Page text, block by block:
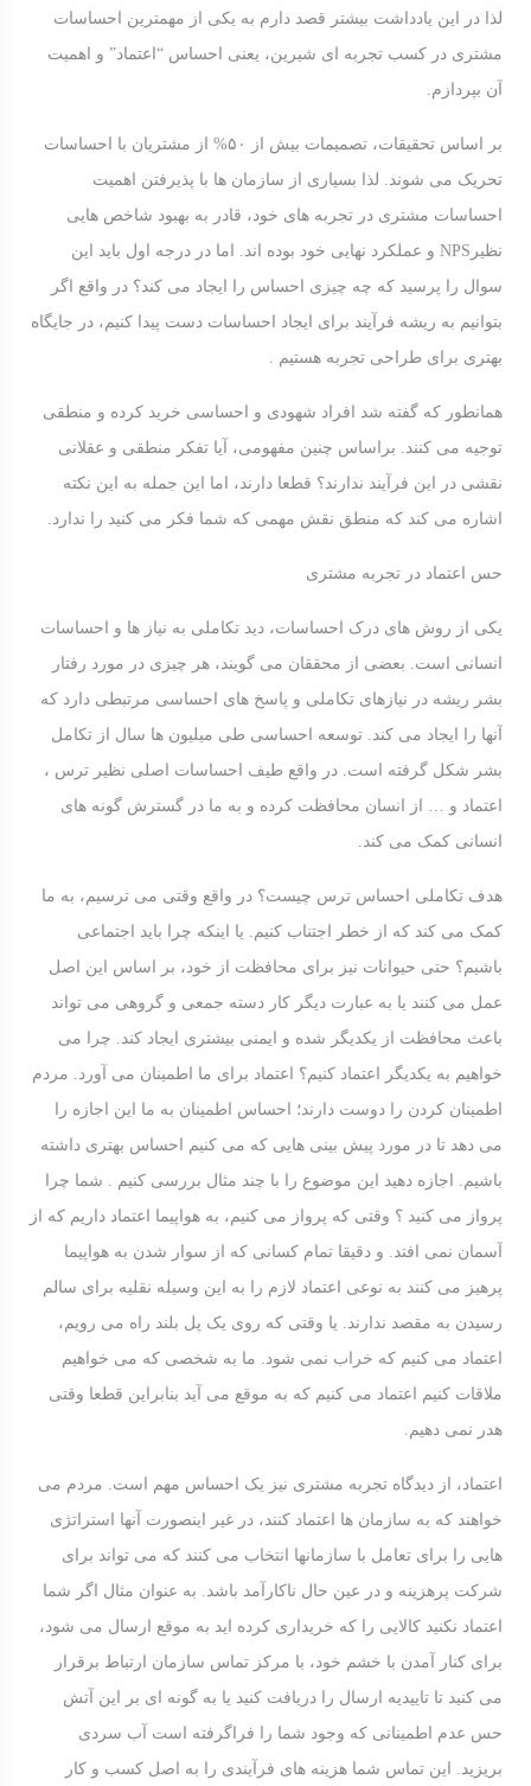
لذا در این یادداشت بیشتر قصد دارم به یکی از مهمترین احساسات
مشتری در کسب تجربه ای شیرین، یعنی احساس “اعتماد” و اهمیت
آن بپردازم.
بر اساس تحقیقات، تصمیمات بیش از ۵۰% از مشتریان با احساسات
تحریک می شوند. لذا بسیاری از سازمان ها با پذیرفتن اهمیت
احساسات مشتری در تجربه های خود، قادر به بهبود شاخص هایی
نظیرNPS و عملکرد نهایی خود بوده اند. اما در درجه اول باید این
سوال را پرسید که چه چیزی احساس را ایجاد می کند؟ در واقع اگر
بتوانیم به ریشه فرآیند برای ایجاد احساسات دست پیدا کنیم، در جایگاه
بهتری برای طراحی تجربه هستیم .
همانطور که گفته شد افراد شهودی و احساسی خرید کرده و منطقی
توجیه می کنند. براساس چنین مفهومی، آیا تفکر منطقی و عقلانی
نقشی در این فرآیند ندارند؟ قطعا دارند، اما این جمله به این نکته
اشاره می کند که منطق نقش مهمی که شما فکر می کنید را ندارد.
حس اعتماد در تجربه مشتری
یکی از روش های درک احساسات، دید تکاملی به نیاز ها و احساسات
انسانی است. بعضی از محققان می گویند، هر چیزی در مورد رفتار
بشر ریشه در نیازهای تکاملی و پاسخ های احساسی مرتبطی دارد که
آنها را ایجاد می کند. توسعه احساسی طی میلیون ها سال از تکامل
بشر شکل گرفته است. در واقع طیف احساسات اصلی نظیر ترس ،
اعتماد و … از انسان محافظت کرده و به ما در گسترش گونه های
انسانی کمک می کند.
هدف تکاملی احساس ترس چیست؟ در واقع وقتی می ترسیم، به ما
کمک می کند که از خطر اجتناب کنیم. یا اینکه چرا باید اجتماعی
باشیم؟ حتی حیوانات نیز برای محافظت از خود، بر اساس این اصل
عمل می کنند یا به عبارت دیگر کار دسته جمعی و گروهی می تواند
باعث محافظت از یکدیگر شده و ایمنی بیشتری ایجاد کند. چرا می
خواهیم به یکدیگر اعتماد کنیم؟ اعتماد برای ما اطمینان می آورد. مردم
اطمینان کردن را دوست دارند؛ احساس اطمینان به ما این اجازه را
می دهد تا در مورد پیش بینی هایی که می کنیم احساس بهتری داشته
باشیم. اجازه دهید این موضوع را با چند مثال بررسی کنیم . شما چرا
پرواز می کنید ؟ وقتی که پرواز می کنیم، به هواپیما اعتماد داریم که از
آسمان نمی افتد. و دقیقا تمام کسانی که از سوار شدن به هواپیما
پرهیز می کنند به نوعی اعتماد لازم را به این وسیله نقلیه برای سالم
رسیدن به مقصد ندارند. یا وقتی که روی یک پل بلند راه می رویم،
اعتماد می کنیم که خراب نمی شود. ما به شخصی که می خواهیم
ملاقات کنیم اعتماد می کنیم که به موقع می آید بنابراین قطعا وقتی
هدر نمی دهیم.
اعتماد، از دیدگاه تجربه مشتری نیز یک احساس مهم است. مردم می
خواهند که به سازمان ها اعتماد کنند، در غیر اینصورت آنها استراتژی
هایی را برای تعامل با سازمانها انتخاب می کنند که می تواند برای
شرکت پرهزینه و در عین حال ناکارآمد باشد. به عنوان مثال اگر شما
اعتماد نکنید کالایی را که خریداری کرده اید به موقع ارسال می شود،
برای کنار آمدن با خشم خود، با مرکز تماس سازمان ارتباط برقرار
می کنید تا تاییدیه ارسال را دریافت کنید یا به گونه ای بر این آتش
حس عدم اطمینانی که وجود شما را فراگرفته است آب سردی
بریزید. این تماس شما هزینه های فرآیندی را به اصل کسب و کار